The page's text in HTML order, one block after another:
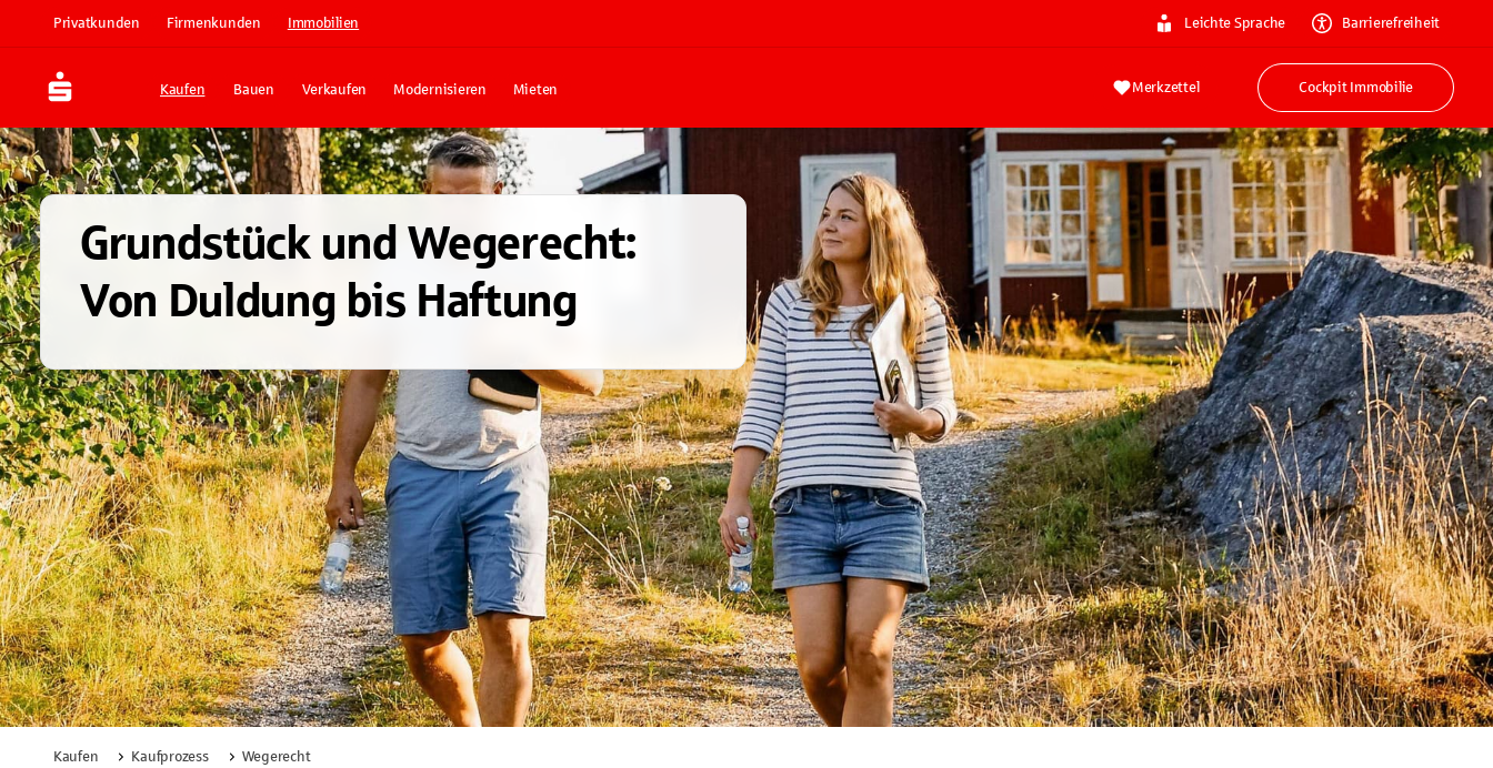
Privatkunden Firmenkunden Immobilien Leichte Sprache Barrierefreiheit
Kaufen Bauen Verkaufen Modernisieren Mieten Merkzettel Cockpit Immobilie
Grundstück und Wegerecht:
Von Duldung bis Haftung
Kaufen Kaufprozess Wegerecht